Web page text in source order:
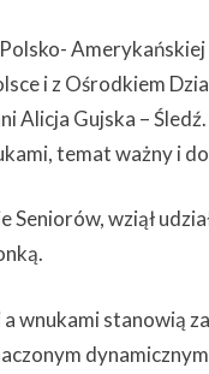
i z Ośrodkiem
Alicja Gujska –
temat ważny i
wziął
wnukami stanowią